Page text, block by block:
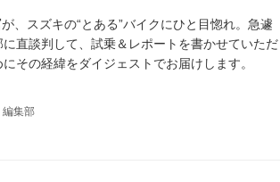
、スズキの“とある”バイクにひと目惚れ。急遽
に直談判して、試乗＆レポートを書かせていただ
その経緯をダイジェストでお届けします。
編集部